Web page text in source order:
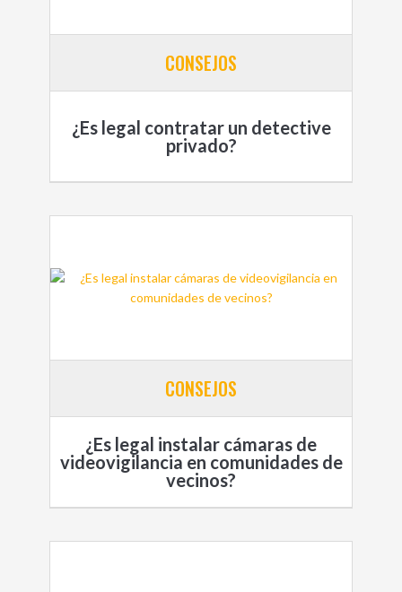
CONSEJOS
¿Es legal contratar un detective
privado?
CONSEJOS
¿Es legal instalar cámaras de
videovigilancia en comunidades de
vecinos?